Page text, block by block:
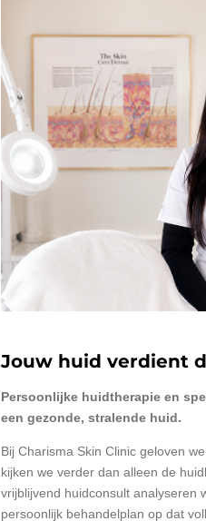
Jouw huid verdient
Persoonlijke huidtherapie en
een gezonde, stralende huid.
Bij Charisma Skin Clinic geloven
kijken we verder dan alleen de
vrijblijvend huidconsult analyseren
persoonlijk behandelplan op dat